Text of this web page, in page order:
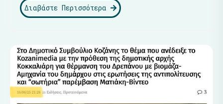
Διαβάστε Περισσότερα